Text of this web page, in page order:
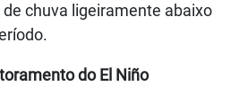
chuva ligeiramente abaixo
do El Niño